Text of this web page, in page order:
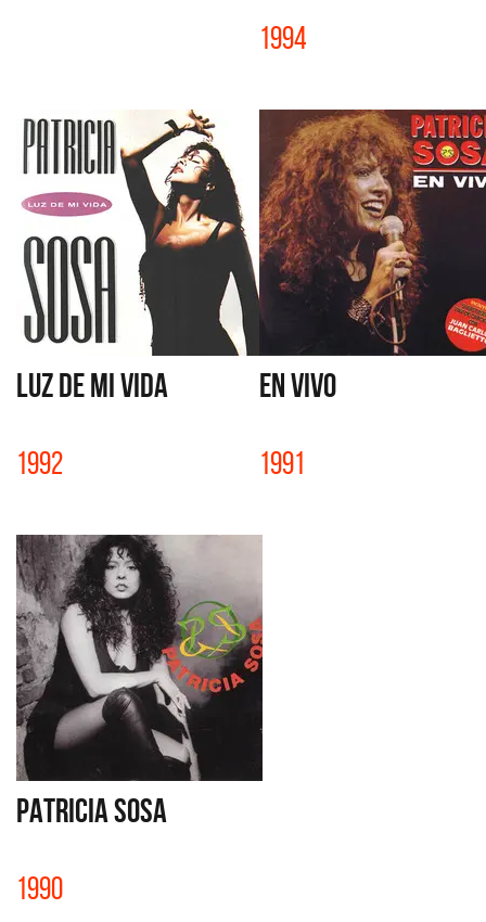
1994
LUZ DE MI VIDA
1992
EN VIVO
1991
PATRICIA SOSA
1990